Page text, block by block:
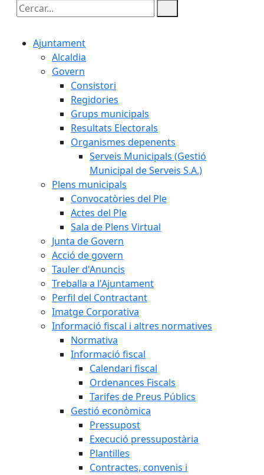
Cercar:
Ajuntament
Alcaldia
Govern
Consistori
Regidories
Grups municipals
Resultats Electorals
Organismes depenents
Serveis Municipals (Gestió
Municipal de Serveis S.A.)
Plens municipals
Convocatòries del Ple
Actes del Ple
Sala de Plens Virtual
Junta de Govern
Acció de govern
Tauler d'Anuncis
Treballa a l'Ajuntament
Perfil del Contractant
Imatge Corporativa
Informació fiscal i altres normatives
Normativa
Informació fiscal
Calendari fiscal
Ordenances Fiscals
Tarifes de Preus Públics
Gestió econòmica
Pressupost
Execució pressupostària
Plantilles
Contractes, convenis i